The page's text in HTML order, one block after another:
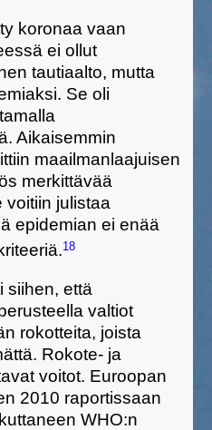
koronaa vaan
ei ollut
tautiaalto, mutta
Se oli
Aikaisemmin
maailmanlaajuisen
merkittävää
voitiin julistaa
epidemian ei enää
18
siihen, että
valtiot
rokotteita, joista
Rokote- ja
voitot. Euroopan
2010 raportissaan
WHO:n